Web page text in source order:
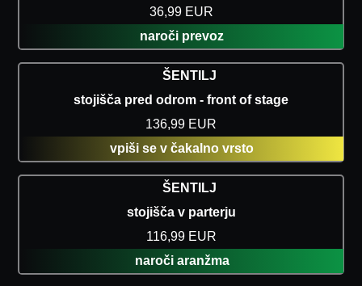
36,99 EUR
naroči prevoz
ŠENTILJ
stojišča pred odrom - front of stage
136,99 EUR
vpiši se v čakalno vrsto
ŠENTILJ
stojišča v parterju
116,99 EUR
naroči aranžma